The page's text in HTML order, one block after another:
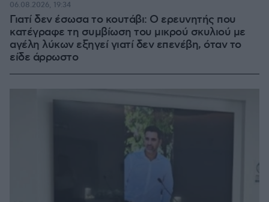
Γιατί δεν έσωσα το κουτάβι: Ο ερευνητής που
κατέγραφε τη συμβίωση του μικρού σκυλιού με
αγέλη λύκων εξηγεί γιατί δεν επενέβη, όταν το
είδε άρρωστο
06.08.2026, 19:34